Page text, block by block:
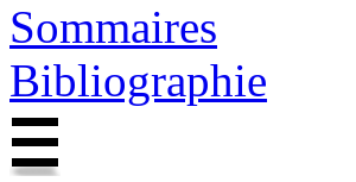
Sommaires
Bibliographie